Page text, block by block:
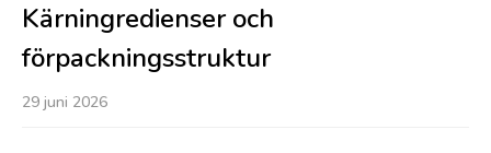
Kärningredienser och
förpackningsstruktur
29 juni 2026